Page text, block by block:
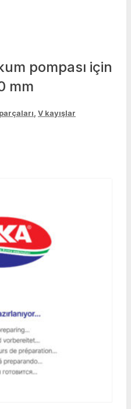
pompası için
mm
, V kayışlar